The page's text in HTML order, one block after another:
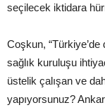
seçilecek iktidara
Coşkun,
sağlık kuruluşu
üstelik çalışan ve
yapıyorsunuz?